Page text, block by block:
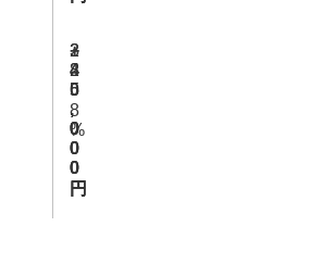
8
%
2
8
5
,
0
0
0
円
3
2
5
,
0
0
0
円
+
4
0
,
0
0
0
円